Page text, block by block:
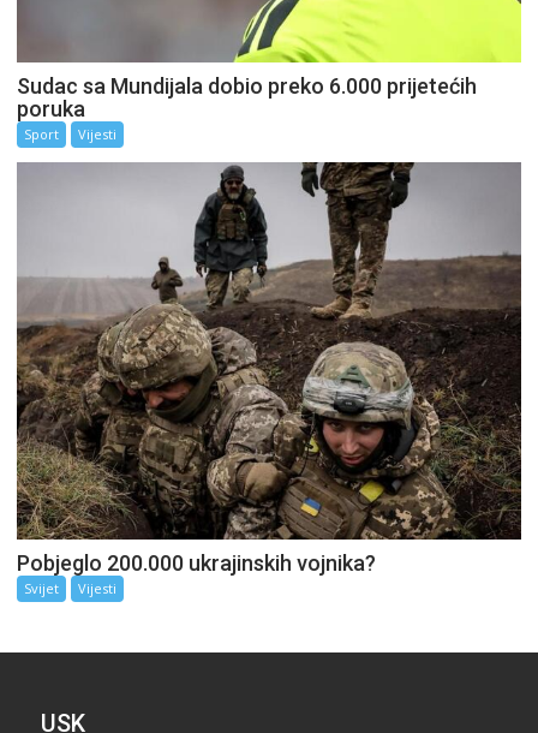
Sudac sa Mundijala dobio preko 6.000 prijetećih
poruka
Sport Vijesti
Pobjeglo 200.000 ukrajinskih vojnika?
Svijet Vijesti
USK